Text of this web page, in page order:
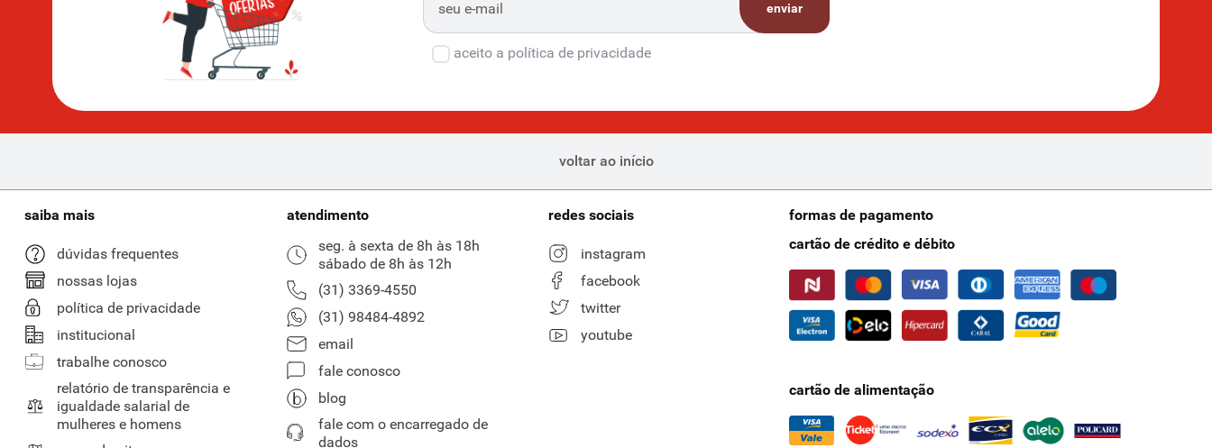
enviar
aceito a política de privacidade
voltar ao início
saiba mais
dúvidas frequentes
nossas lojas
política de privacidade
institucional
trabalhe conosco
relatório de transparência e
igualdade salarial de
mulheres e homens
atendimento
seg. à sexta de 8h às 18h
sábado de 8h às 12h
(31) 3369-4550
(31) 98484-4892
email
fale conosco
blog
fale com o encarregado de
dados
redes sociais
instagram
facebook
twitter
youtube
formas de pagamento
cartão de crédito e débito
cartão de alimentação